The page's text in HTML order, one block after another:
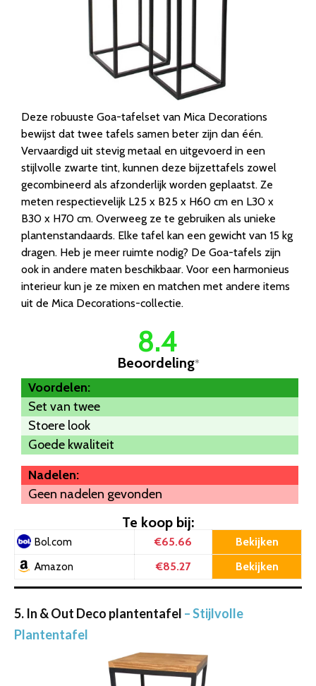
Deze robuuste Goa-tafelset van Mica Decorations
bewijst dat twee tafels samen beter zijn dan één.
Vervaardigd uit stevig metaal en uitgevoerd in een
stijlvolle zwarte tint, kunnen deze bijzettafels zowel
gecombineerd als afzonderlijk worden geplaatst. Ze
meten respectievelijk L25 x B25 x H60 cm en L30 x
B30 x H70 cm. Overweeg ze te gebruiken als unieke
plantenstandaards. Elke tafel kan een gewicht van 15 kg
dragen. Heb je meer ruimte nodig? De Goa-tafels zijn
ook in andere maten beschikbaar. Voor een harmonieus
interieur kun je ze mixen en matchen met andere items
uit de Mica Decorations-collectie.
8.4
Beoordeling*
Voordelen:
Set van twee
Stoere look
Goede kwaliteit
Nadelen:
Geen nadelen gevonden
Te koop bij:
Bol.com €65.66 Bekijken
Amazon €85.27 Bekijken
5. In & Out Deco plantentafel – Stijlvolle
Plantentafel